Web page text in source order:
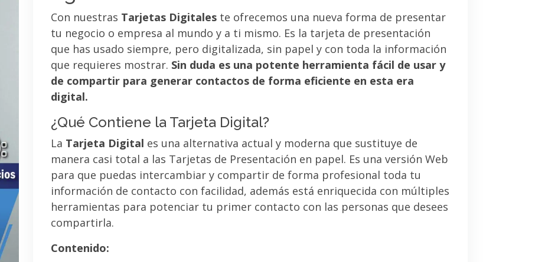
Con nuestras Tarjetas Digitales te ofrecemos una nueva forma de presentar
tu negocio o empresa al mundo y a ti mismo. Es la tarjeta de presentación
que has usado siempre, pero digitalizada, sin papel y con toda la información
que requieres mostrar. Sin duda es una potente herramienta fácil de usar y
de compartir para generar contactos de forma eficiente en esta era
digital.
¿Qué Contiene la Tarjeta Digital?
La Tarjeta Digital es una alternativa actual y moderna que sustituye de
manera casi total a las Tarjetas de Presentación en papel. Es una versión Web
para que puedas intercambiar y compartir de forma profesional toda tu
información de contacto con facilidad, además está enriquecida con múltiples
herramientas para potenciar tu primer contacto con las personas que desees
compartirla.
Contenido: